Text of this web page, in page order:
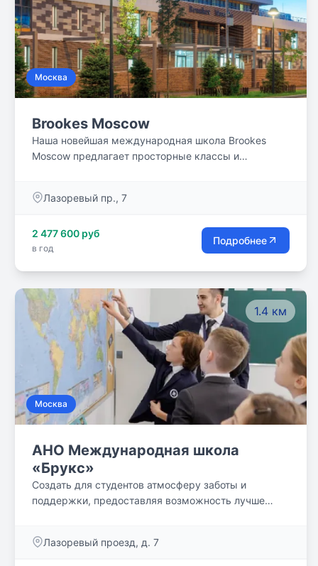
Москва
Brookes Moscow
Наша новейшая международная школа Brookes
Moscow предлагает просторные классы и
интегрированных технологий.
Лазоревый пр., 7
2 477 600 руб
в год
Подробнее
1.4 км
Москва
АНО Международная школа
«Брукс»
Создать для студентов атмосферу заботы и
поддержки, предоставляя возможность лучше
всех уголков мира, и наша школа поддерживает
Лазоревый проезд, д. 7